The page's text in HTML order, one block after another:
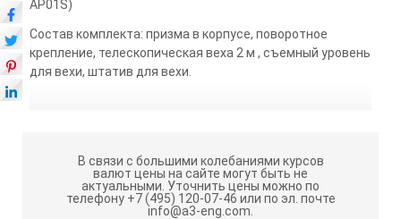
AP01S)
Состав комплекта: призма в корпусе, поворотное
крепление, телескопическая веха 2 м , съемный уровень
для вехи, штатив для вехи.
В связи с большими колебаниями курсов
валют цены на сайте могут быть не
актуальными. Уточнить цены можно по
телефону +7 (495) 120-07-46 или по эл. почте
info@a3-eng.com.